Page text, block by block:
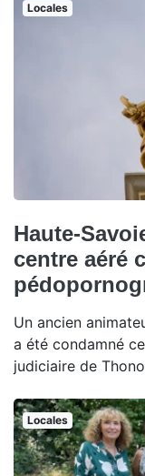
Locales
Haute-
centre aéré
Un ancien
a été condamné
judiciaire de
Locales